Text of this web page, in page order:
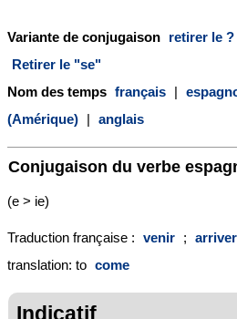
Variante de conjugaison retirer le ?
Retirer le "se"
Nom des temps français |
(Amérique) | anglais
Conjugaison du verbe
(e > ie)
Traduction française : venir ; arriver
translation: to come
Indicatif